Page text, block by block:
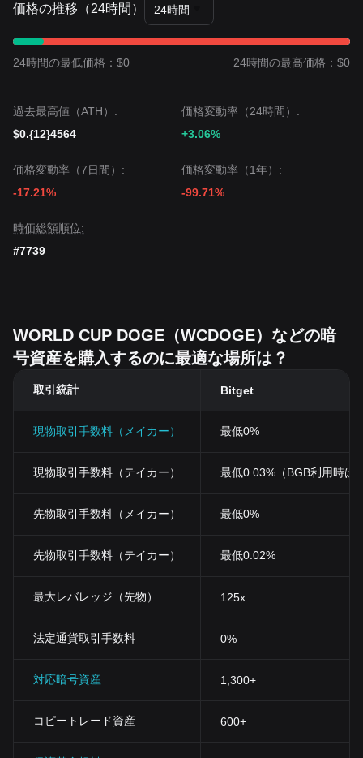
価格の推移（24時間） 24時間
24時間の最低価格：$0 24時間の最高価格：$0
過去最高値（ATH）:
$0.{12}4564
価格変動率（24時間）:
+3.06%
価格変動率（7日間）:
-17.21%
価格変動率（1年）:
-99.71%
時価総額順位:
#7739
WORLD CUP DOGE（WCDOGE）などの暗
号資産を購入するのに最適な場所は？
取引統計 Bitget
現物取引手数料（メイカー） 最低0%
現物取引手数料（テイカー） 最低0.03%（BGB利用時は
先物取引手数料（メイカー） 最低0%
先物取引手数料（テイカー） 最低0.02%
最大レバレッジ（先物） 125x
法定通貨取引手数料 0%
対応暗号資産 1,300+
コピートレード資産 600+